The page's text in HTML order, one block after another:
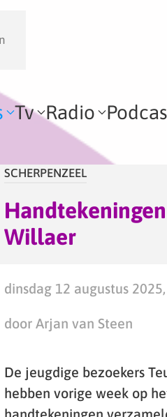
Tv Radio
SCHERPENZEEL
Willaer
dinsdag 12 augustus
door Arjan van Steen
De jeugdige bezoekers
hebben vorige week op